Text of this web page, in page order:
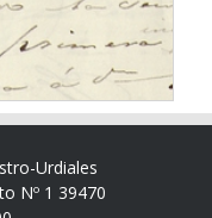
Urdiales
Nº 1 39470